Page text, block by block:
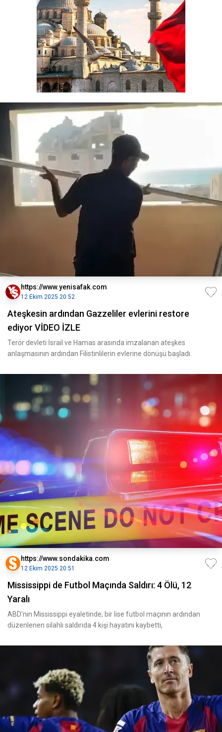
https://www.yenisafak.com
12 Ekim 2025 20:52
Ateşkesin ardından Gazzeliler evlerini restore
ediyor VİDEO İZLE
Terör devleti İsrail ve Hamas arasında imzalanan ateşkes
anlaşmasının ardından Filistinlilerin evlerine dönüşü başladı.
https://www.sondakika.com
12 Ekim 2025 20:51
Mississippi de Futbol Maçında Saldırı: 4 Ölü, 12
Yaralı
ABD'nin Mississippi eyaletinde, bir lise futbol maçının ardından
düzenlenen silahlı saldırıda 4 kişi hayatını kaybetti,